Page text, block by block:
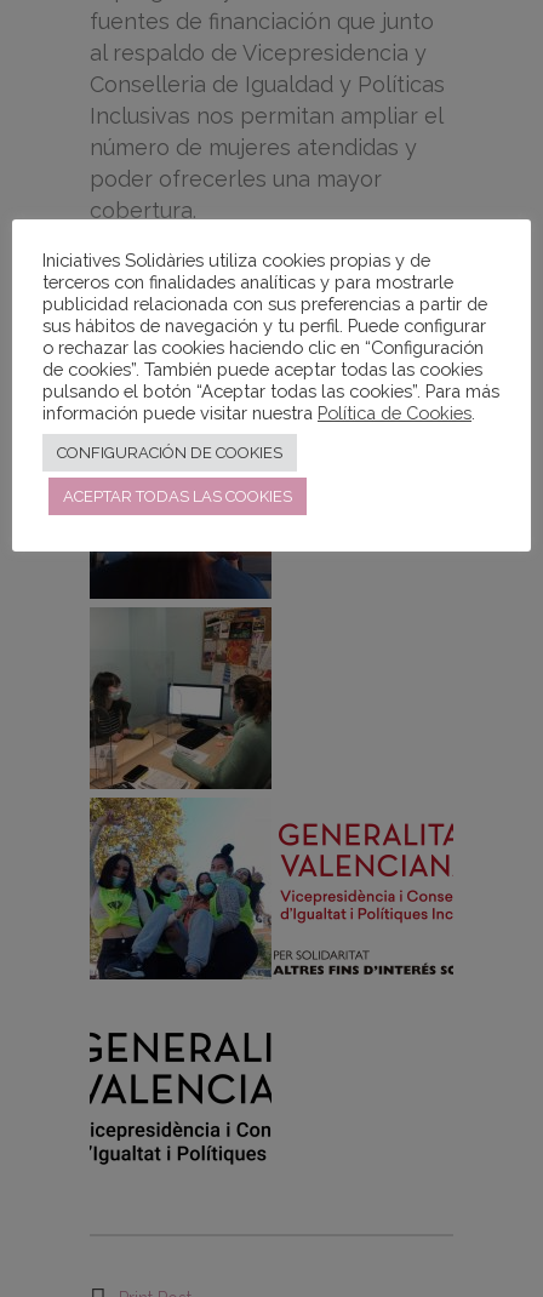
fuentes de financiación que junto
al respaldo de Vicepresidencia y
Conselleria de Igualdad y Políticas
Inclusivas nos permitan ampliar el
número de mujeres atendidas y
poder ofrecerles una mayor
cobertura.
Iniciatives Solidàries utiliza cookies propias y de
terceros con finalidades analíticas y para mostrarle
publicidad relacionada con sus preferencias a partir de
sus hábitos de navegación y tu perfil. Puede configurar
o rechazar las cookies haciendo clic en “Configuración
de cookies”. También puede aceptar todas las cookies
pulsando el botón “Aceptar todas las cookies”. Para más
información puede visitar nuestra Política de Cookies
CONFIGURACIÓN DE COOKIES
ACEPTAR TODAS LAS COOKIES